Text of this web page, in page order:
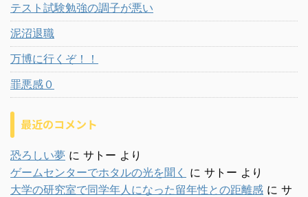
テスト試験勉強の調子が悪い
泥沼退職
万博に行くぞ！！
罪悪感０
最近のコメント
恐ろしい夢 に サトー より
ゲームセンターでホタルの光を聞く に サトー より
大学の研究室で同学年人になった留年性との距離感 に サ